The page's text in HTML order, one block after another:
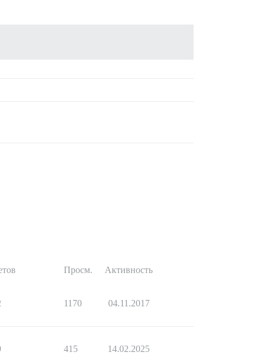
Просм. Активность
1170 04.11.2017
415 14.02.2025